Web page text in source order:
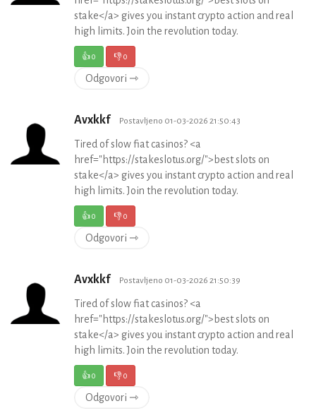
stake</a> gives you instant crypto action and real
high limits. Join the revolution today.
👍0 👎0
Odgovori ⇾
Avxkkf Postavljeno 01-03-2026 21:50:43
Tired of slow fiat casinos? <a
href="https://stakeslotus.org/">best slots on
stake</a> gives you instant crypto action and real
high limits. Join the revolution today.
👍0 👎0
Odgovori ⇾
Avxkkf Postavljeno 01-03-2026 21:50:39
Tired of slow fiat casinos? <a
href="https://stakeslotus.org/">best slots on
stake</a> gives you instant crypto action and real
high limits. Join the revolution today.
👍0 👎0
Odgovori ⇾